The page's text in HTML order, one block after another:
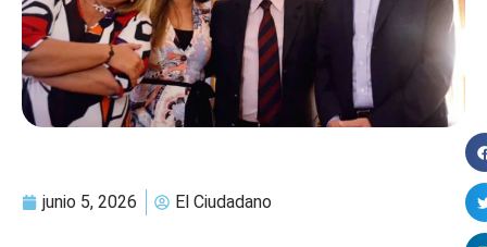
junio 5, 2026 El Ciudadano